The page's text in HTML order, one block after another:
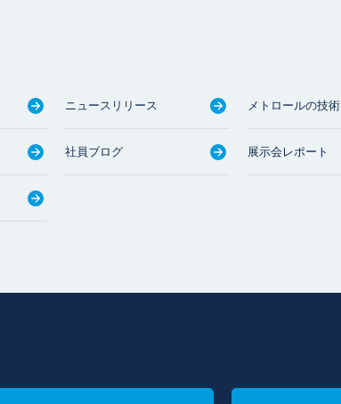
ニュースリリース メトロールの技術
社員ブログ 展示会レポート